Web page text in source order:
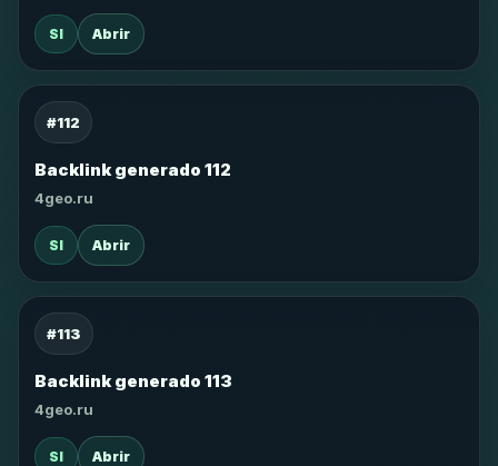
SI Abrir
#112
Backlink generado 112
4geo.ru
SI Abrir
#113
Backlink generado 113
4geo.ru
SI Abrir